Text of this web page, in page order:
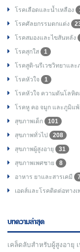
โรคเลือดและน้ำเหลือง
โรคศัลยกรรมตกแต่ง
โรคสมองและไขสันหลัง
โรคสุกใส
1
โรคสูติ-นรีเวชวิทยาและ
โรคหัวใจ
1
โรคหัวใจ ความดันโลหิต
โรคหู คอ จมูก และภูมิแพ้
สุขภาพเด็ก
101
สุขภาพทั่วไป
208
สุขภาพผู้สูงอายุ
31
สุขภาพเพศชาย
8
อาหาร ยาและสารเคมี
เอดส์และโรคติดต่อทาง
บทความล่าสุด
เคล็ดลับสำหรับผู้สูงอายุ